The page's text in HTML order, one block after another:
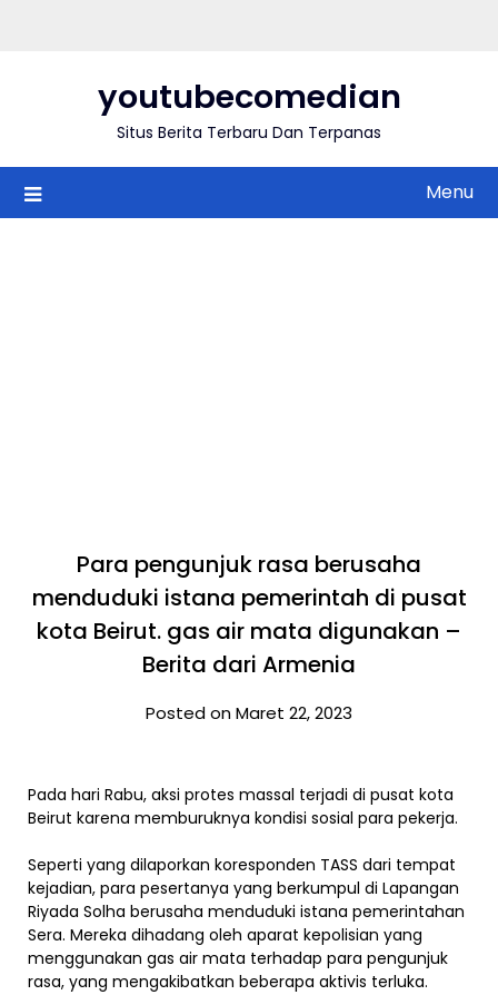
youtubecomedian
Situs Berita Terbaru Dan Terpanas
Menu
Para pengunjuk rasa berusaha
menduduki istana pemerintah di pusat
kota Beirut. gas air mata digunakan –
Berita dari Armenia
Posted on Maret 22, 2023
Pada hari Rabu, aksi protes massal terjadi di pusat kota
Beirut karena memburuknya kondisi sosial para pekerja.
Seperti yang dilaporkan koresponden TASS dari tempat
kejadian, para pesertanya yang berkumpul di Lapangan
Riyada Solha berusaha menduduki istana pemerintahan
Sera. Mereka dihadang oleh aparat kepolisian yang
menggunakan gas air mata terhadap para pengunjuk
rasa, yang mengakibatkan beberapa aktivis terluka.